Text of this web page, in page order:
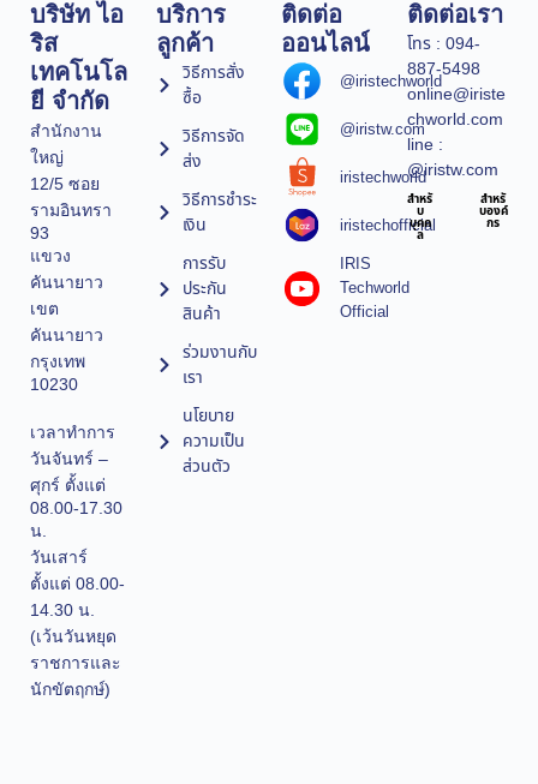
บริษัท ไอ
ริส
เทคโนโล
ยี จำกัด
สำนักงาน
ใหญ่
12/5 ซอย
รามอินทรา
93
แขวง
คันนายาว
เขต
คันนายาว
กรุงเทพ
10230
เวลาทำการ
วันจันทร์ –
ศุกร์ ตั้งแต่
08.00-17.30
น.
วันเสาร์
ตั้งแต่ 08.00-
14.30 น.
(เว้นวันหยุด
ราชการและ
นักขัตฤกษ์)
บริการ
ลูกค้า
วิธีการสั่ง
ซื้อ
วิธีการจัด
ส่ง
วิธีการชำระ
เงิน
การรับ
ประกัน
สินค้า
ร่วมงานกับ
เรา
นโยบาย
ความเป็น
ส่วนตัว
ติดต่อ
ออนไลน์
@iristechworld
@iristw.com
iristechworld
iristechofficial
IRIS
Techworld
Official
ติดต่อเรา
โทร : 094-
887-5498
online@iriste
chworld.com
line :
@iristw.com
สำหรั
บ
บุคค
ล
สำหรั
บองค์
กร